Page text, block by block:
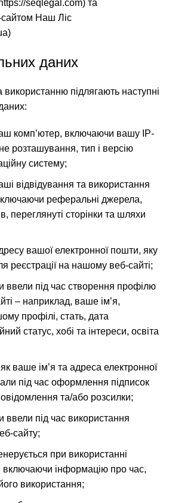
seqlegal.com) та
Наш Ліс
даних
використанню підлягають наступні
комп’ютер, включаючи вашу IP-
розташування, тип і версію
систему;
відвідування та використання
реферальні джерела,
переглянуті сторінки та шляхи
вашої електронної пошти, яку
реєстрації на нашому веб-сайті;
ввели під час створення профілю
– наприклад, ваше ім’я,
профілі, стать, дата
статус, хобі та інтереси, освіта
ваше ім’я та адреса електронної
під час оформлення підписок
та/або розсилки;
ввели під час використання
сайту;
при використанні
включаючи інформацію про час,
використання;